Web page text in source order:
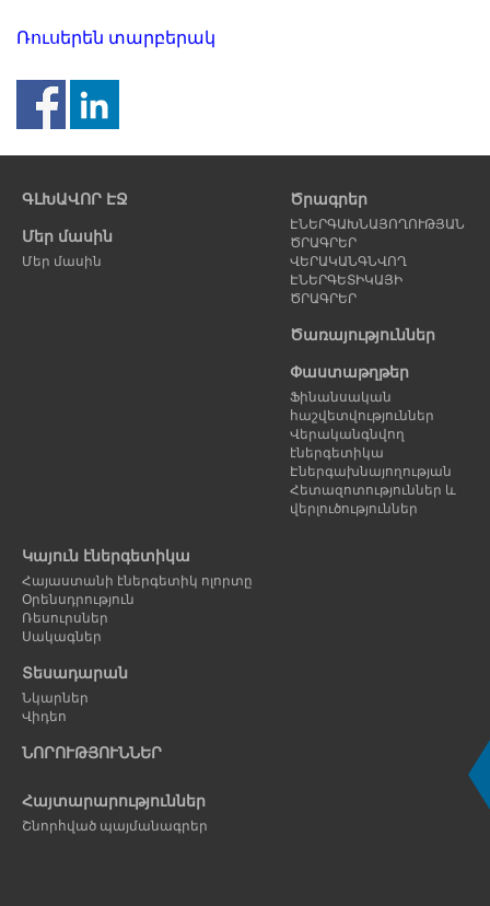
Ռուսերեն տարբերակ
էջ
ԳԼԽԱՎՈՐ ԷՋ
Մեր մասին
Մեր մասին
Ծրագրեր
ԷՆԵՐԳԱԽՆԱՅՈՂՈՒԹՅԱՆ
ԾՐԱԳՐԵՐ
ՎԵՐԱԿԱՆԳՆՎՈՂ
ԷՆԵՐԳԵՏԻԿԱՅԻ
ԾՐԱԳՐԵՐ
Ծառայություններ
Փաստաթղթեր
Ֆինանսական
հաշվետվություններ
Վերականգնվող
էներգետիկա
Էներգախնայողության
Հետազոտություններ և
վերլուծություններ
Կայուն էներգետիկա
Հայաստանի էներգետիկ ոլորտը
Օրենսդրություն
Ռեսուրսներ
Սակագներ
Տեսադարան
Նկարներ
Վիդեո
ՆՈՐՈՒԹՅՈՒՆՆԵՐ
Հայտարարություններ
Շնորհված պայմանագրեր